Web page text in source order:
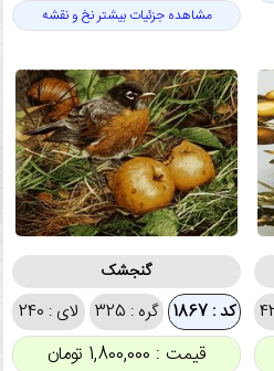
مشاهده جزئیات بیشتر نخ و نقشه
گنجشک
کد : 1867 گره : 325 لای : 240
قیمت : 1,800,000 تومان